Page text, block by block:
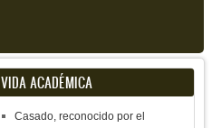
VIDA ACADÉMICA
Casado, reconocido por el